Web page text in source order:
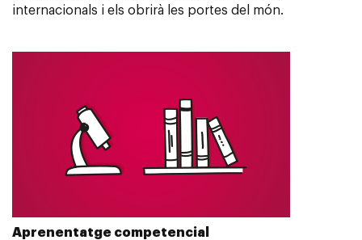
internacionals i els obrirà les portes del món.
Aprenentatge competencial